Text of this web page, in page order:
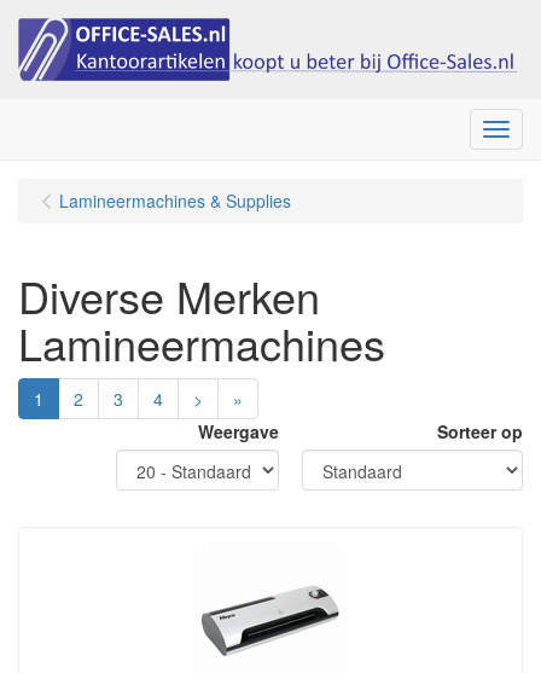
Menu
Lamineermachines & Supplies
Diverse Merken
Lamineermachines
1 2 3 4 >
»
Weergave
Sorteer op